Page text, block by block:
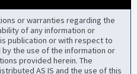
or warranties regarding the
of any information or
publication or with respect to
the use of the information or
provided herein. The
AS IS and the use of this